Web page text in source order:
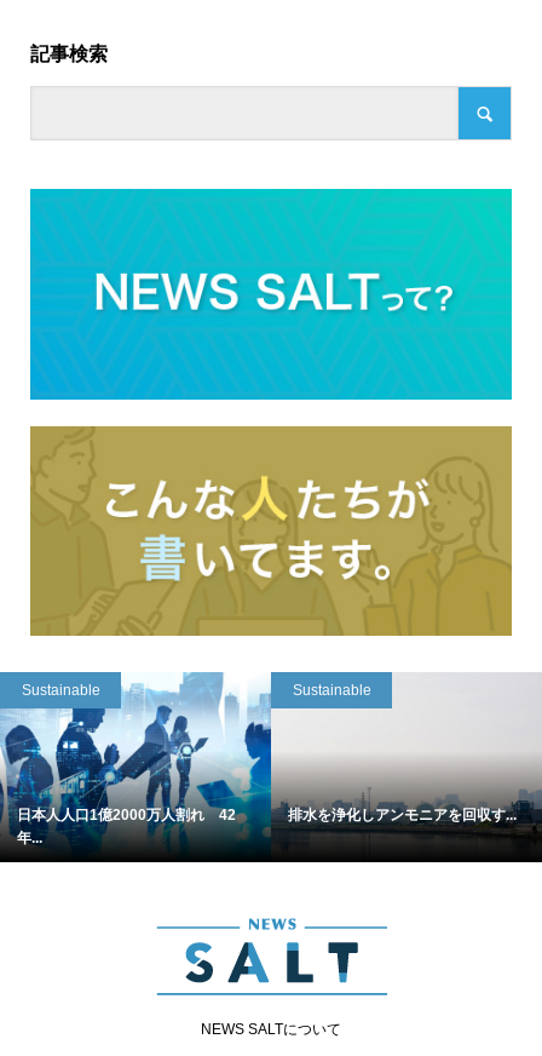
記事検索
Sustainable
日本人人口1億2000万人割れ 42
年...
Sustainable
排水を浄化しアンモニアを回収す...
NEWS SALTについて